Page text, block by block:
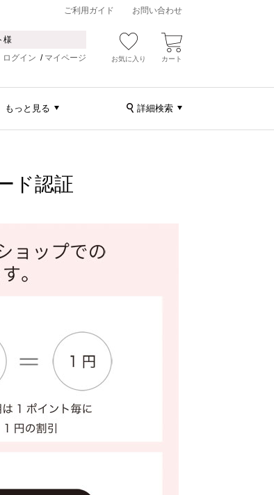
ご利用ガイド お問い合わせ
様
ログイン / マイページ お気に入り カート
もっと見る 詳細検索
ド認証